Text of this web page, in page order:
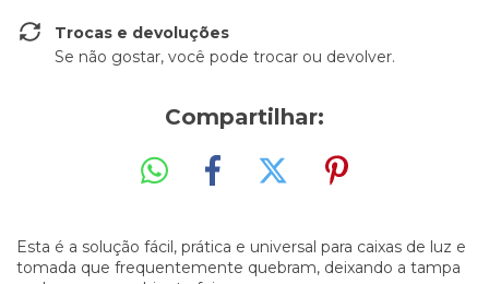
Trocas e devoluções
Se não gostar, você pode trocar ou devolver.
Compartilhar:
Esta é a solução fácil, prática e universal para caixas de luz e
tomada que frequentemente quebram, deixando a tampa